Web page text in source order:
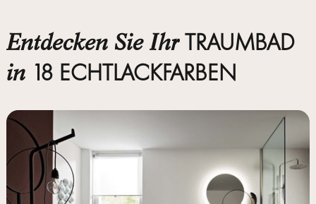
Entdecken Sie Ihr TRAUMBAD
in 18 ECHTLACKFARBEN